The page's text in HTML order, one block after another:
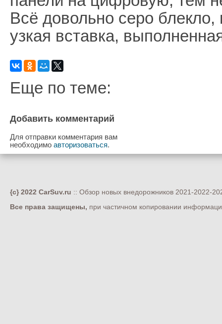
Всё довольно серо
узкая вставка,
Еще по теме:
Добавить комментарий
Для отправки комментария вам
необходимо авторизоваться.
{c} 2022 CarSuv.ru :: Обзор новых внедорожников 2021-2022-
Все права защищены, при частичном копировании